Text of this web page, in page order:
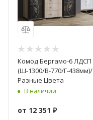
Комод Бергамо-6 ЛДСП
(Ш-1300/В-770/Г-438мм)/
Разные Цвета
В наличии
от 12 351 ₽